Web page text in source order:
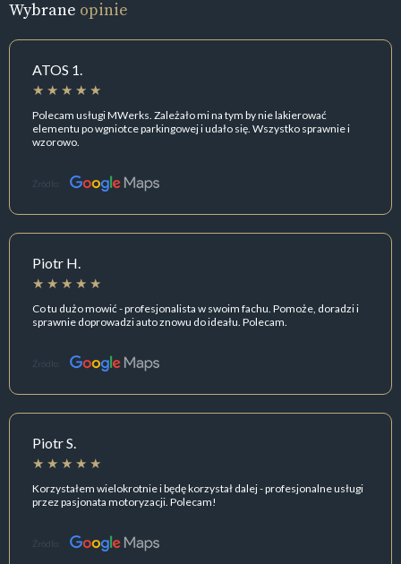
Wybrane opinie
ATOS 1.
Polecam usługi MWerks. Zależało mi na tym by nie lakierować
elementu po wgniotce parkingowej i udało się. Wszystko sprawnie i
wzorowo.
Źródło:
Piotr H.
Co tu dużo mowić - profesjonalista w swoim fachu. Pomoże, doradzi i
sprawnie doprowadzi auto znowu do ideału. Polecam.
Źródło:
Piotr S.
Korzystałem wielokrotnie i będę korzystał dalej - profesjonalne usługi
przez pasjonata motoryzacji. Polecam!
Źródło: